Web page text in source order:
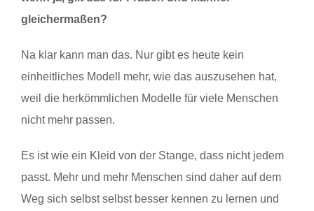
gleichermaßen?
Na klar kann man das. Nur gibt es heute kein
einheitliches Modell mehr, wie das auszusehen hat,
weil die herkömmlichen Modelle für viele Menschen
nicht mehr passen.
Es ist wie ein Kleid von der Stange, dass nicht jedem
passt. Mehr und mehr Menschen sind daher auf dem
Weg sich selbst selbst besser kennen zu lernen und